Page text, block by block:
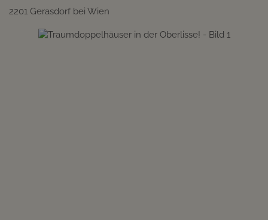
2201 Gerasdorf bei Wien